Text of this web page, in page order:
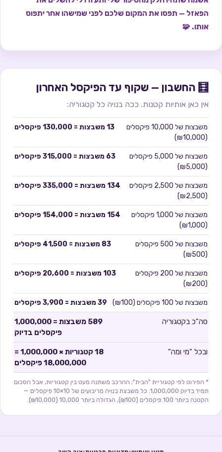
הפאזל — תפסו את המקום שלכם לפני שמישהו אחר יתפוס
אותו. 🧩
🧮 החשבון — שקוף עד הפיקסל האחרון
אין כאן אותיות קטנות. ככה בנויה כל קטגוריה:
משבצות של 10,000 פיקסלים
(
₪10,000
)
13 משבצות = 130,000 פיקסלים
משבצות של 5,000 פיקסלים
(
₪5,000
)
63 משבצות = 315,000 פיקסלים
משבצות של 2,500 פיקסלים
(
₪2,500
)
134 משבצות = 335,000 פיקסלים
משבצות של 1,000 פיקסלים
(
₪1,000
)
154 משבצות = 154,000 פיקסלים
משבצות של 500 פיקסלים
(
₪500
)
83 משבצות = 41,500 פיקסלים
משבצות של 200 פיקסלים
(
₪200
)
103 משבצות = 20,600 פיקסלים
משבצות של 100 פיקסלים (₪100
)
39 משבצות = 3,900 פיקסלים
סה"כ בקטגוריה 589 משבצות = 1,000,000
פיקסלים בדיוק
ובכל "מי ומה" 18קטגוריות × 1,000,000 =
18,000,000פיקסלים
* הפירוט לפי קטגוריית "הבית"; ההרכב משתנה מעט בין קטגוריות, אבל הסכום
תמיד בדיוק 1,000,000. כל משבצת בנויה מריבועים של 10×10 פיקסלים —
הקטנה ביותר 100 פיקסלים (₪100), הגדולה ביותר 10,000 (₪10,000).